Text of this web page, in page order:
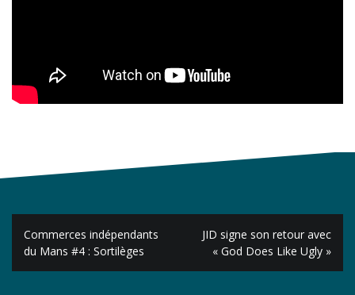
Navigation
de
l’article
Commerces indépendants
du Mans #4 : Sortilèges
JID signe son retour avec
« God Does Like Ugly »